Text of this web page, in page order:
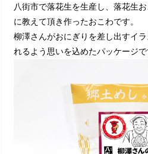
八街市で落花生を生産し、落花生
に教えて頂き作ったおこわです。
柳澤さんがおにぎりを差し出すイ
れるよう思いを込めたパッケージで